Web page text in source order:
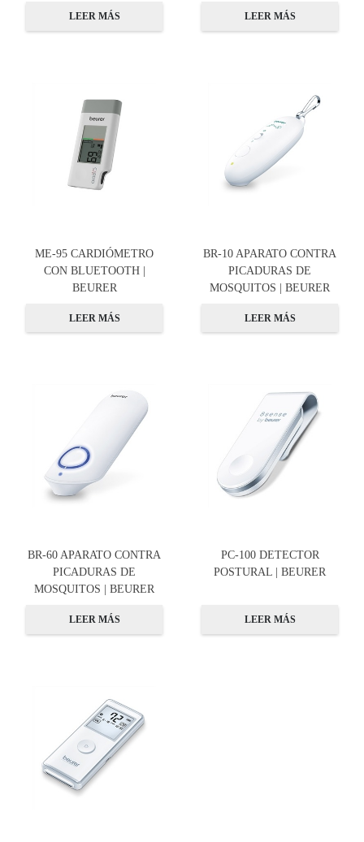
LEER MÁS LEER MÁS
ME-95 CARDIÓMETRO
CON BLUETOOTH |
BEURER
LEER MÁS
BR-10 APARATO CONTRA
PICADURAS DE
MOSQUITOS | BEURER
LEER MÁS
BR-60 APARATO CONTRA
PICADURAS DE
MOSQUITOS | BEURER
LEER MÁS
PC-100 DETECTOR
POSTURAL | BEURER
LEER MÁS